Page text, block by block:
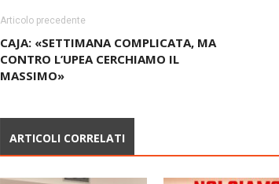
Articolo precedente
CAJA: «SETTIMANA COMPLICATA, MA
CONTRO L’UPEA CERCHIAMO IL
MASSIMO»
ARTICOLI CORRELATI